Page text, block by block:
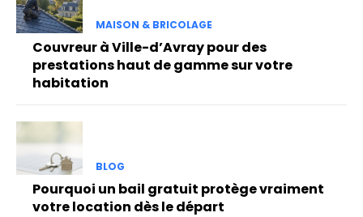
MAISON & BRICOLAGE
Couvreur à Ville-d’Avray pour des
prestations haut de gamme sur votre
habitation
BLOG
Pourquoi un bail gratuit protège vraiment
votre location dès le départ